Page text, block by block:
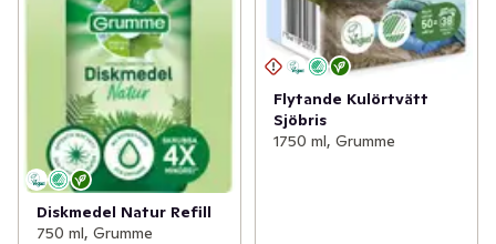
Diskmedel Natur Refill
750 ml, Grumme
Flytande Kulörtvätt
Sjöbris
1750 ml, Grumme